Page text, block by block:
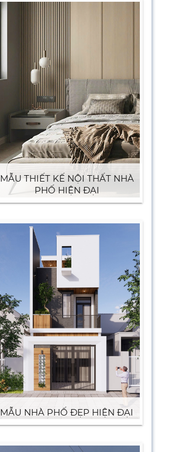
MẪU THIẾT KẾ NỘI THẤT NHÀ
PHỐ HIỆN ĐẠI
MẪU NHÀ PHỐ ĐẸP HIỆN ĐẠI